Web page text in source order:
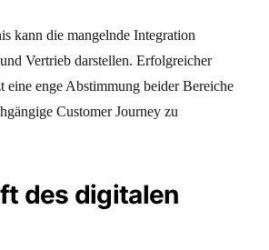
kann die mangelnde Integration
Vertrieb darstellen. Erfolgreicher
eine enge Abstimmung beider Bereiche
Customer Journey zu
des digitalen